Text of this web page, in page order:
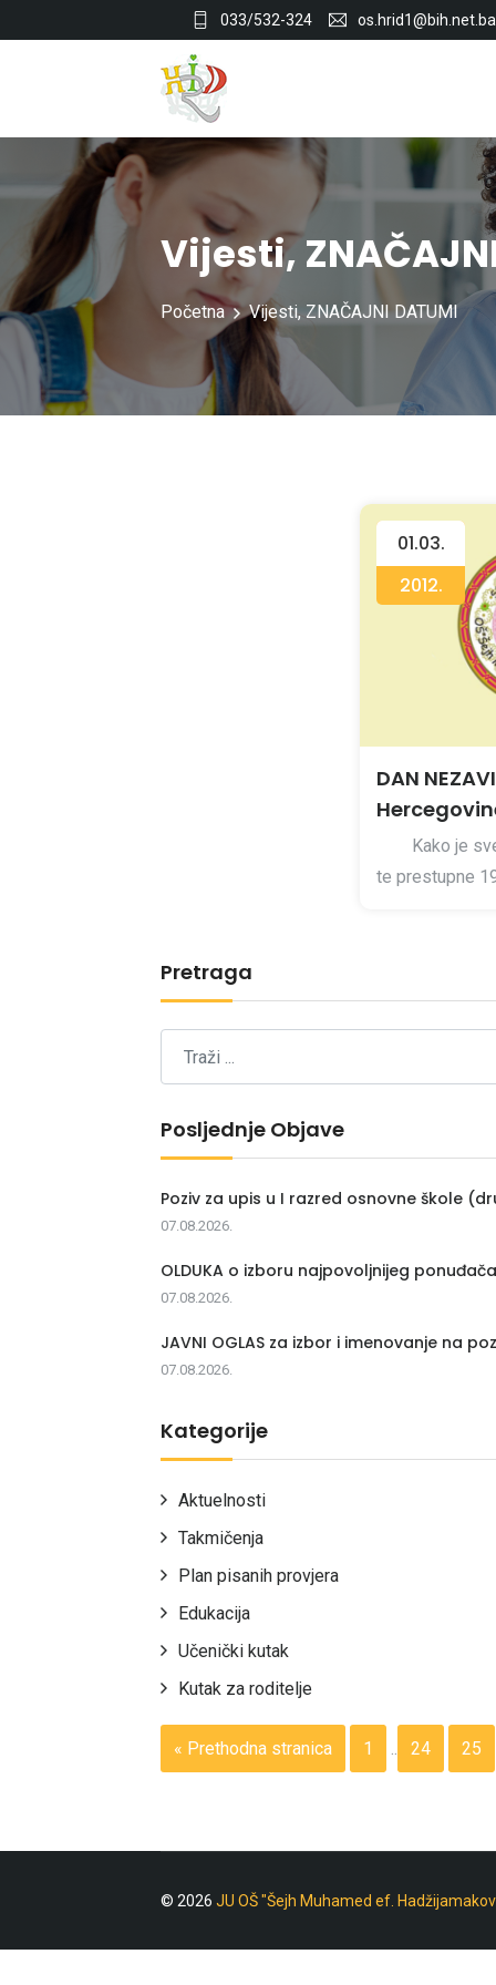
033/532-324 os.hrid1@bih.net.ba
Vijesti,
Početna Vijesti, ZNAČAJNI DATUMI
01.03.
2012.
DAN
Kako je sve
te prestupne
Pretraga
Posljednje Objave
Poziv za upis u I razred osnovne škole
07.08.2026.
OLDUKA o izboru najpovoljnijeg
07.08.2026.
JAVNI OGLAS za izbor i imenovanje na
07.08.2026.
Kategorije
Aktuelnosti
Takmičenja
Plan pisanih provjera
Edukacija
Učenički kutak
Kutak za roditelje
« Prethodna stranica 1 .. 24 25
© 2026 JU OŠ "Šejh Muhamed ef.